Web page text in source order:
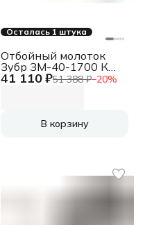
Осталась 1 штука
41 110 ₽51 388 ₽−20%
Отбойный молоток
Зубр ЗМ-40-1700 К
1700Вт
В корзину